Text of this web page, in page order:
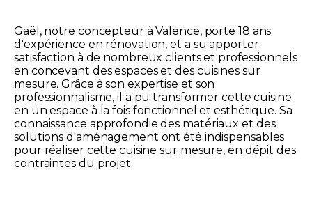
Gaël, notre concepteur à Valence, porte 18 ans
d'expérience en rénovation, et a su apporter
satisfaction à de nombreux clients et professionnels
en concevant des espaces et des cuisines sur
mesure. Grâce à son expertise et son
professionnalisme, il a pu transformer cette cuisine
en un espace à la fois fonctionnel et esthétique. Sa
connaissance approfondie des matériaux et des
solutions d'aménagement ont été indispensables
pour réaliser cette cuisine sur mesure, en dépit des
contraintes du projet.